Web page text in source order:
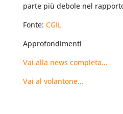
parte più debole nel
Fonte: CGIL
Approfondimenti
Vai alla news completa…
Vai al volantone…